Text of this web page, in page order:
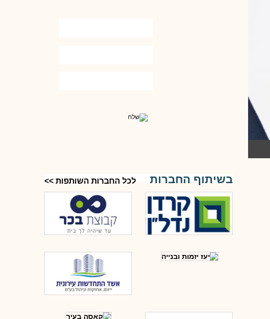
בשיתוף החברות לכל החברות השותפות >>